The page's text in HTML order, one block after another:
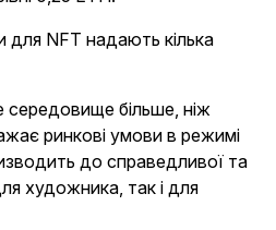
для NFT надають кілька
більше, ніж
ринкові умови в режимі
до справедливої та
художника, так і для